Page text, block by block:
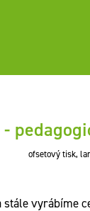
-
ofsetový tisk,
vyrábíme